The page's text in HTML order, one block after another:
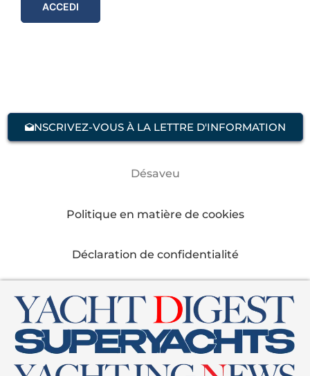
ACCEDI
NSCRIVEZ-VOUS À LA LETTRE D'INFORMATION
Désaveu
Politique en matière de cookies
Déclaration de confidentialité